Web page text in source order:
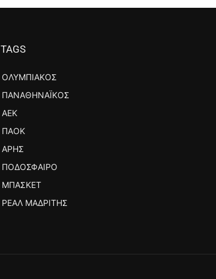
TAGS
ΟΛΥΜΠΙΑΚΌΣ
ΠΑΝΑΘΗΝΑΪΚΌΣ
ΑΕΚ
ΠΑΟΚ
ΆΡΗΣ
ΠΟΔΌΣΦΑΙΡΟ
ΜΠΆΣΚΕΤ
ΡΕΆΛ ΜΑΔΡΊΤΗΣ